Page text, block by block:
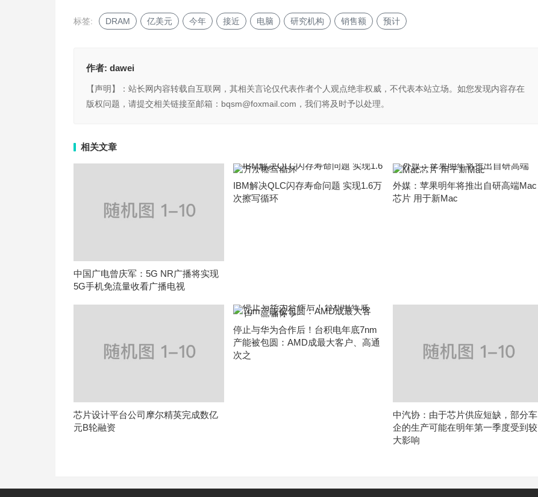
标签: DRAM 亿美元 今年 接近 电脑 研究机构 销售额 预计
作者: dawei
【声明】：站长网内容转载自互联网，其相关言论仅代表作者个人观点绝非权威，不代表本站立场。如您发现内容存在
版权问题，请提交相关链接至邮箱：bqsm@foxmail.com，我们将及时予以处理。
相关文章
中国广电曾庆军：5G NR广播将实现
5G手机免流量收看广播电视
IBM解决QLC闪存寿命问题 实现1.6万
次擦写循环
外媒：苹果明年将推出自研高端Mac
芯片 用于新Mac
芯片设计平台公司摩尔精英完成数亿
元B轮融资
停止与华为合作后！台积电年底7nm
产能被包圆：AMD成最大客户、高通
次之
中汽协：由于芯片供应短缺，部分车
企的生产可能在明年第一季度受到较
大影响